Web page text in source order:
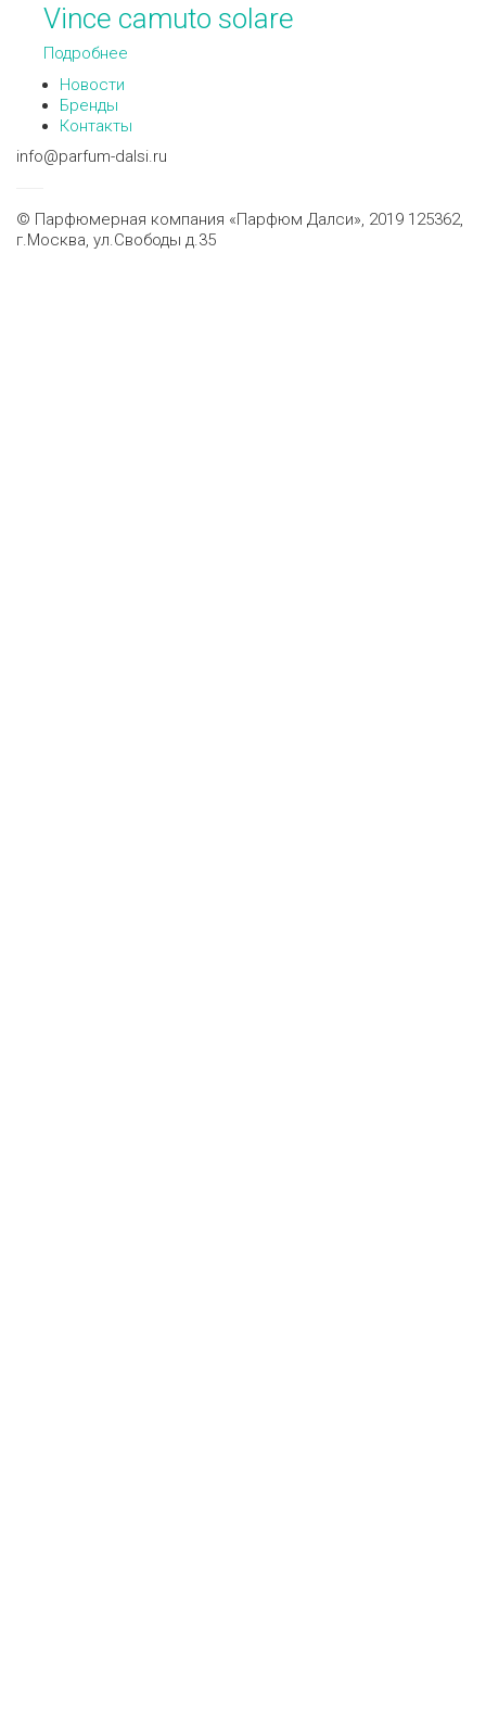
Vince camuto solare
Подробнее
Новости
Бренды
Контакты
info@parfum-dalsi.ru
© Парфюмерная компания «Парфюм Далси», 2019 125362,
г.Москва, ул.Свободы д.35